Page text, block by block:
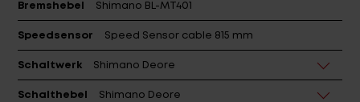
Bremshebel Shimano BL-MT401
Speedsensor Speed Sensor cable 815 mm
Schaltwerk Shimano Deore
Schalthebel Shimano Deore